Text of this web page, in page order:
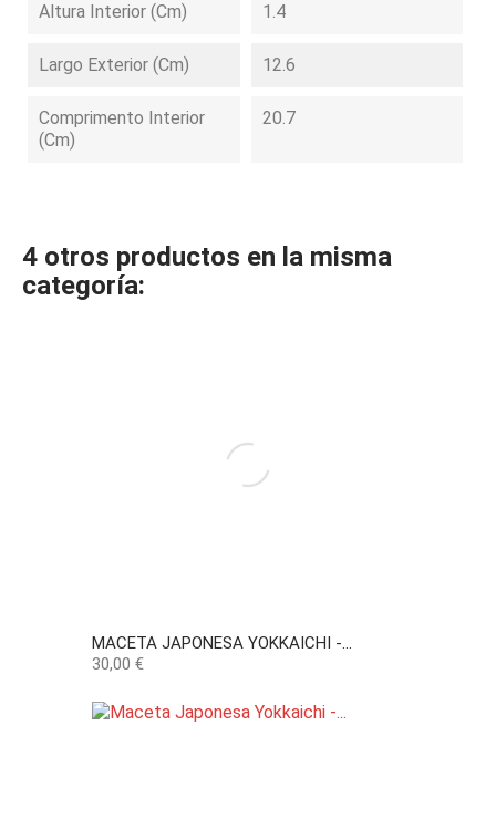
Altura Interior (cm) 1.4
Largo Exterior (cm) 12.6
Comprimento Interior
(cm)
20.7
4 otros productos en la misma
categoría:
MACETA JAPONESA YOKKAICHI -...
Precio
30,00 €